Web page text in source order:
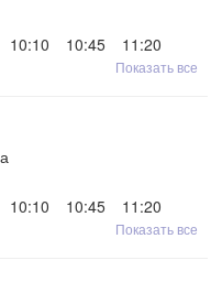
10:10 10:45
11:20
Показать все
10:10 10:45
11:20
Показать все